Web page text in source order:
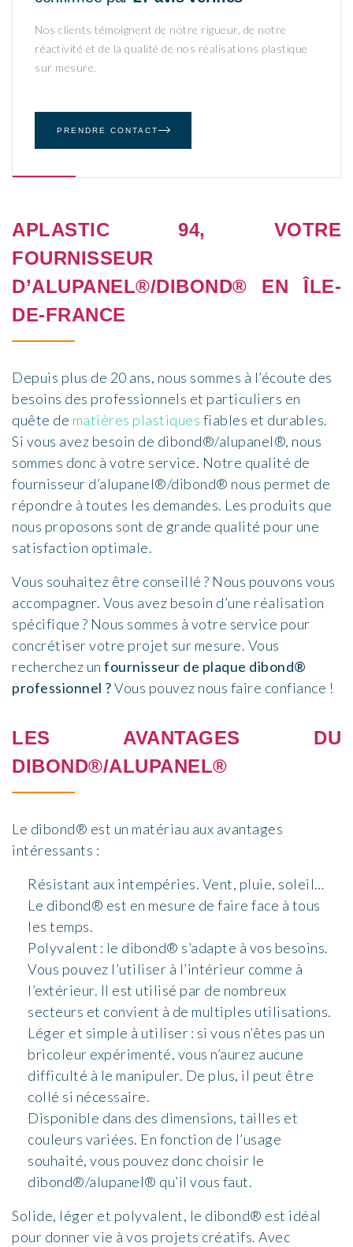
Nos clients témoignent de notre rigueur, de notre
réactivité et de la qualité de nos réalisations plastique
sur mesure.
PRENDRE CONTACT
APLASTIC 94, VOTRE
FOURNISSEUR
D’ALUPANEL®/DIBOND® EN ÎLE-
DE-FRANCE
Depuis plus de 20 ans, nous sommes à l’écoute des
besoins des professionnels et particuliers en
quête de matières plastiques fiables et durables.
Si vous avez besoin de dibond®/alupanel®, nous
sommes donc à votre service. Notre qualité de
fournisseur d’alupanel®/dibond® nous permet de
répondre à toutes les demandes. Les produits que
nous proposons sont de grande qualité pour une
satisfaction optimale.
Vous souhaitez être conseillé ? Nous pouvons vous
accompagner. Vous avez besoin d’une réalisation
spécifique ? Nous sommes à votre service pour
concrétiser votre projet sur mesure. Vous
recherchez un fournisseur de plaque dibond®
professionnel ?Vous pouvez nous faire confiance !
LES AVANTAGES DU
DIBOND®/ALUPANEL®
Le dibond® est un matériau aux avantages
intéressants :
Résistant aux intempéries. Vent, pluie, soleil…
Le dibond® est en mesure de faire face à tous
les temps.
Polyvalent : le dibond® s’adapte à vos besoins.
Vous pouvez l’utiliser à l’intérieur comme à
l’extérieur. Il est utilisé par de nombreux
secteurs et convient à de multiples utilisations.
Léger et simple à utiliser : si vous n’êtes pas un
bricoleur expérimenté, vous n’aurez aucune
difficulté à le manipuler. De plus, il peut être
collé si nécessaire.
Disponible dans des dimensions, tailles et
couleurs variées. En fonction de l’usage
souhaité, vous pouvez donc choisir le
dibond®/alupanel® qu’il vous faut.
Solide, léger et polyvalent, le dibond® est idéal
pour donner vie à vos projets créatifs. Avec